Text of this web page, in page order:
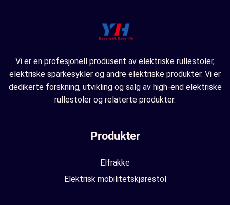
Vi er en profesjonell produsent av elektriske rullestoler,
elektriske sparkesykler og andre elektriske produkter. Vi er
dedikerte forskning, utvikling og salg av high-end elektriske
rullestoler og relaterte produkter.
Produkter
Elfrakke
Elektrisk mobilitetskjørestol